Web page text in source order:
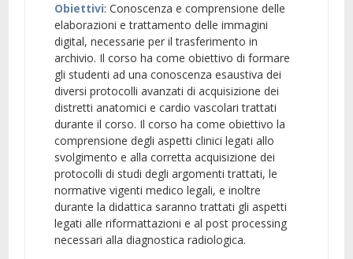
Obiettivi: Conoscenza e comprensione delle
elaborazioni e trattamento delle immagini
digital, necessarie per il trasferimento in
archivio. Il corso ha come obiettivo di formare
gli studenti ad una conoscenza esaustiva dei
diversi protocolli avanzati di acquisizione dei
distretti anatomici e cardio vascolari trattati
durante il corso. Il corso ha come obiettivo la
comprensione degli aspetti clinici legati allo
svolgimento e alla corretta acquisizione dei
protocolli di studi degli argomenti trattati, le
normative vigenti medico legali, e inoltre
durante la didattica saranno trattati gli aspetti
legati alle riformattazioni e al post processing
necessari alla diagnostica radiologica.